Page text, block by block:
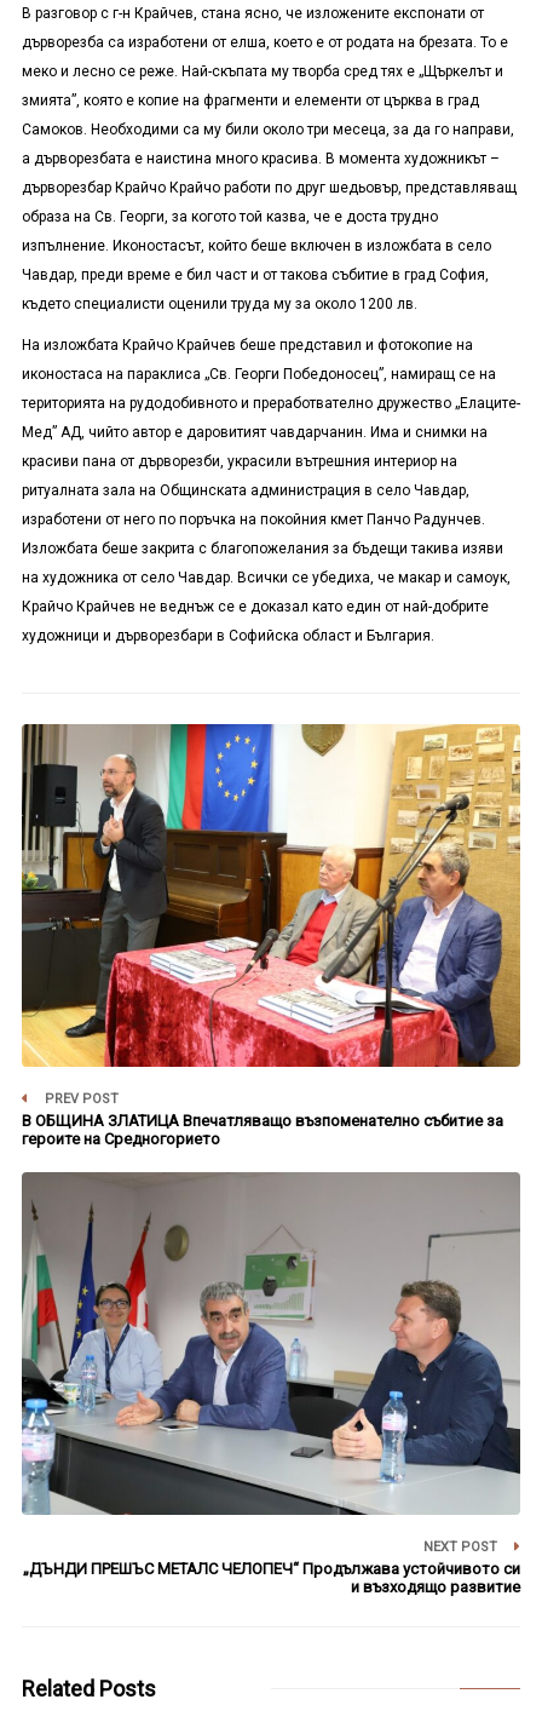
В разговор с г-н Крайчев, стана ясно, че изложените експонати от
дърворезба са изработени от елша, което е от родата на брезата. То е
меко и лесно се реже. Най-скъпата му творба сред тях е „Щъркелът и
змията”, която е копие на фрагменти и елементи от църква в град
Самоков. Необходими са му били около три месеца, за да го направи,
а дърворезбата е наистина много красива. В момента художникът –
дърворезбар Крайчо Крайчо работи по друг шедьовър, представляващ
образа на Св. Георги, за когото той казва, че е доста трудно
изпълнение. Иконостасът, който беше включен в изложбата в село
Чавдар, преди време е бил част и от такова събитие в град София,
където специалисти оценили труда му за около 1200 лв.
На изложбата Крайчо Крайчев беше представил и фотокопие на
иконостаса на параклиса „Св. Георги Победоносец”, намиращ се на
територията на рудодобивното и преработвателно дружество „Елаците-
Мед” АД, чийто автор е даровитият чавдарчанин. Има и снимки на
красиви пана от дърворезби, украсили вътрешния интериор на
ритуалната зала на Общинската администрация в село Чавдар,
изработени от него по поръчка на покойния кмет Панчо Радунчев.
Изложбата беше закрита с благопожелания за бъдещи такива изяви
на художника от село Чавдар. Всички се убедиха, че макар и самоук,
Крайчо Крайчев не веднъж се е доказал като един от най-добрите
художници и дърворезбари в Софийска област и България.
PREV POST
В ОБЩИНА ЗЛАТИЦА Впечатляващо възпоменателно събитие за
героите на Средногорието
NEXT POST
„ДЪНДИ ПРЕШЪС МЕТАЛС ЧЕЛОПЕЧ“ Продължава устойчивото си
и възходящо развитие
Related Posts